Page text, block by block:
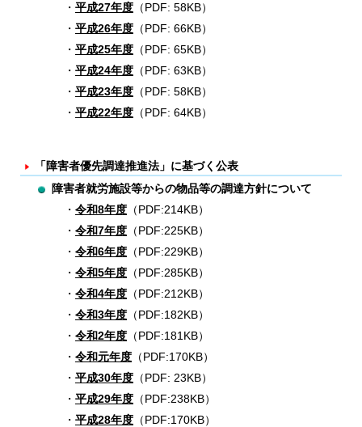
平成27年度 （PDF: 58KB）
平成26年度 （PDF: 66KB）
平成25年度 （PDF: 65KB）
平成24年度 （PDF: 63KB）
平成23年度 （PDF: 58KB）
平成22年度 （PDF: 64KB）
「障害者優先調達推進法」に基づく公表
障害者就労施設等からの物品等の調達方針について
令和8年度 （PDF:214KB）
令和7年度 （PDF:225KB）
令和6年度 （PDF:229KB）
令和5年度 （PDF:285KB）
令和4年度 （PDF:212KB）
令和3年度 （PDF:182KB）
令和2年度 （PDF:181KB）
令和元年度 （PDF:170KB）
平成30年度 （PDF: 23KB）
平成29年度 （PDF:238KB）
平成28年度 （PDF:170KB）